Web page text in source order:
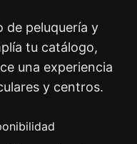
de peluquería y
tu catálogo,
una experiencia
y centros.